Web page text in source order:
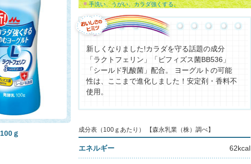
手洗い、うがい、カラダ強くする。
新しくなりました!カラダを守る話題の成分
「ラクトフェリン」「ビフィズス菌BB536」
「シールド乳酸菌」配合。 ヨーグルトの可能
性は、ここまで進化しました！安定剤・香料不
使用。
成分表（100ｇあたり） 【森永乳業（株）調べ】
エネルギー 62kcal
100ｇ